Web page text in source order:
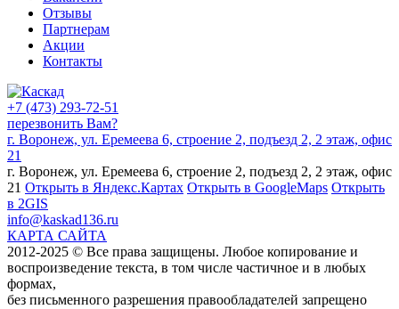
Отзывы
Партнерам
Акции
Контакты
+7 (473) 293-72-51
перезвонить Вам?
г. Воронеж, ул. Еремеева 6, строение 2, подъезд 2, 2 этаж, офис
21
г. Воронеж, ул. Еремеева 6, строение 2, подъезд 2, 2 этаж, офис
21 Открыть в Яндекс.Картах Открыть в GoogleMaps Открыть
в 2GIS
info@kaskad136.ru
КАРТА САЙТА
2012-2025 © Все права защищены. Любое копирование и
воспроизведение текста, в том числе частичное и в любых
формах,
без письменного разрешения правообладателей запрещено